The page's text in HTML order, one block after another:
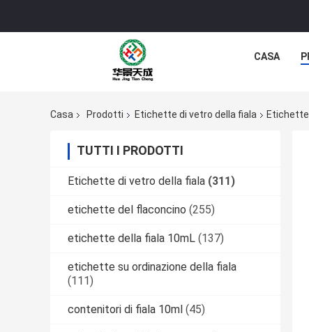
CASA
Casa Prodotti Etichette di vetro della fiala Etichette
TUTTI I PRODOTTI
Etichette di vetro della fiala (311)
etichette del flaconcino (255)
etichette della fiala 10mL (137)
etichette su ordinazione della fiala
(111)
contenitori di fiala 10ml (45)